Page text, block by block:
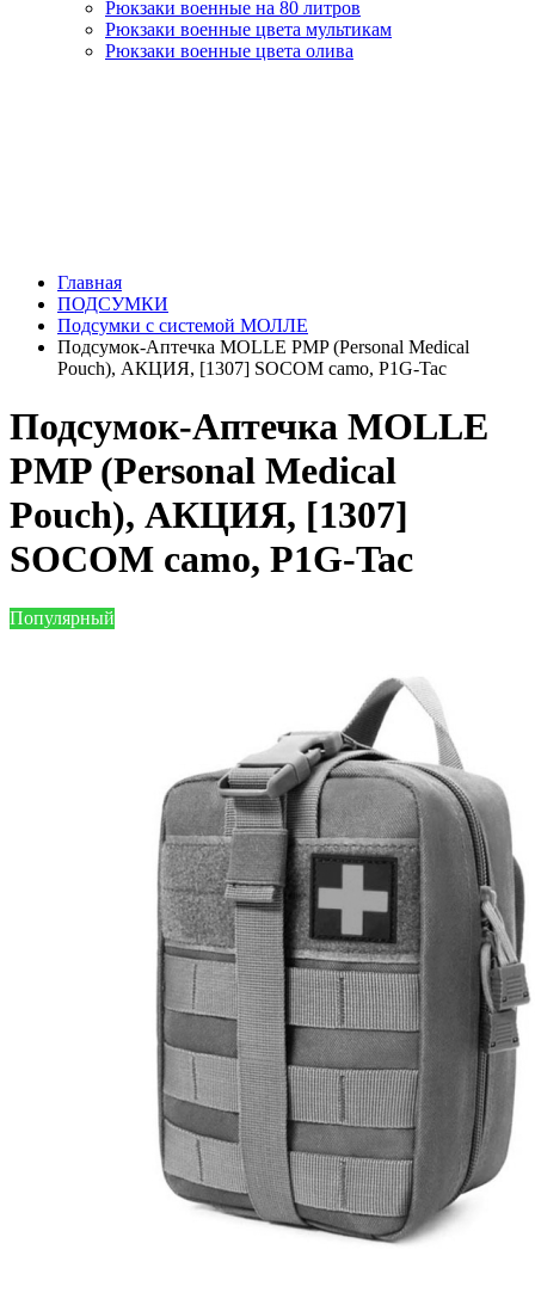
Рюкзаки военные на 80 литров
Рюкзаки военные цвета мультикам
Рюкзаки военные цвета олива
Главная
ПОДСУМКИ
Подсумки с системой МОЛЛЕ
Подсумок-Аптечка MOLLE PMP (Personal Medical
Pouch), АКЦИЯ, [1307] SOCOM camo, P1G-Tac
Подсумок-Аптечка MOLLE
PMP (Personal Medical
Pouch), АКЦИЯ, [1307]
SOCOM camo, P1G-Tac
Популярный